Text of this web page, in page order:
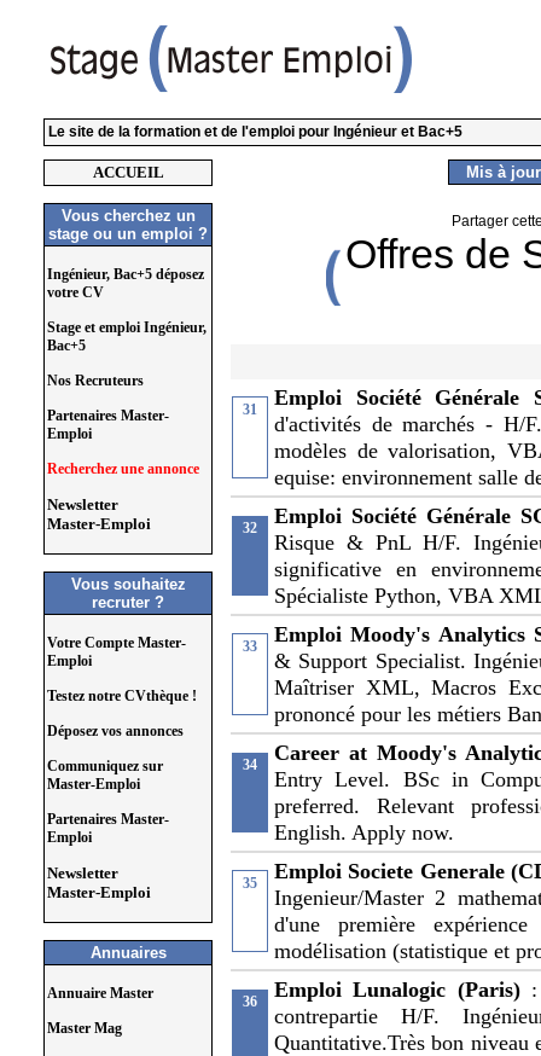
Le site de la formation et de l'emploi pour Ingénieur et Bac+5
ACCUEIL
Vous cherchez un
stage ou un emploi ?
Ingénieur, Bac+5 déposez
votre CV
Stage et emploi Ingénieur,
Bac+5
Nos Recruteurs
Partenaires Master-
Emploi
Recherchez une annonce
Newsletter
Master-Emploi
Vous souhaitez
recruter ?
Votre Compte Master-
Emploi
Testez notre CVthèque !
Déposez vos annonces
Communiquez sur
Master-Emploi
Partenaires Master-
Emploi
Newsletter
Master-Emploi
Annuaires
Annuaire Master
Master Mag
Mis à
Partager
Offres de
31
Emploi Société Générale
d'activités de marchés - H/
modèles de valorisation,
equise: environnement salle
32
Emploi Société Générale
Risque & PnL H/F.
significative en
Spécialiste Python, VBA
33
Emploi Moody's Analytics
& Support Specialist.
Maîtriser XML, Macros
prononcé pour les métiers
34
Career at Moody's
Entry Level. BSc in
preferred. Relevant
English. Apply now.
35
Emploi Societe Generale
Ingenieur/Master 2
d'une première
modélisation (statistique et
36 Emploi Lunalogic (Paris)
contrepartie H/F.
Quantitative.Très bon niveau